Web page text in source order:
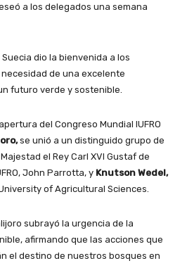
a los delegados una semana
Suecia dio la bienvenida a los
de una excelente
futuro verde y sostenible.
del Congreso Mundial IUFRO
se unió a un distinguido grupo de
el Rey Carl XVI Gustaf de
John Parrotta, y Knutson Wedel,
of Agricultural Sciences.
subrayó la urgencia de la
afirmando que las acciones que
el destino de nuestros bosques en